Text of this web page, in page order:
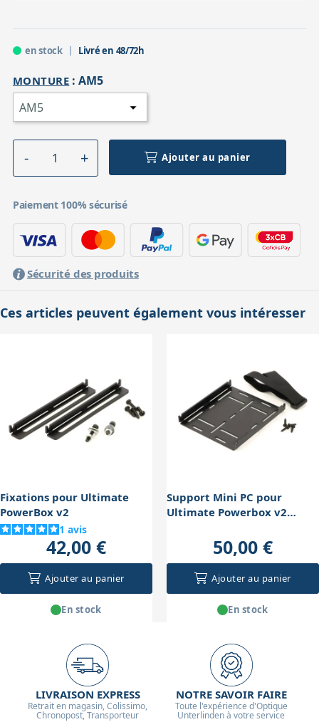
en stock Livré en 48/72h
MONTURE :AM5
Ajouter au panier
Paiement 100% sécurisé
Sécurité des produits
Ces articles peuvent également vous intéresser
Fixations pour Ultimate
PowerBox v2
1 avis
42,00 €
Ajouter au panier
En stock
Support Mini PC pour
Ultimate Powerbox v2
50,00 €
Ajouter au panier
En stock
LIVRAISON EXPRESS
Retrait en magasin, Colissimo,
Chronopost, Transporteur
NOTRE SAVOIR FAIRE
Toute l'expérience d'Optique
Unterlinden à votre service